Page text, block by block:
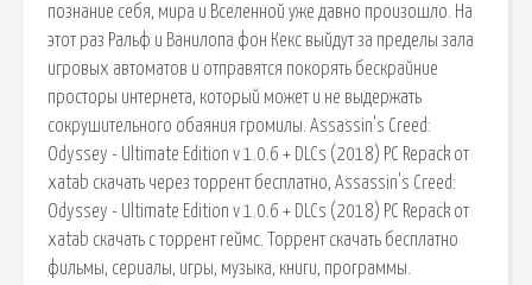
познание себя, мира и Вселенной уже давно произошло. На
этот раз Ральф и Ванилопа фон Кекс выйдут за пределы зала
игровых автоматов и отправятся покорять бескрайние
просторы интернета, который может и не выдержать
сокрушительного обаяния громилы. Assassin's Creed:
Odyssey - Ultimate Edition v 1.0.6 + DLCs (2018) PC Repack от
xatab скачать через торрент бесплатно, Assassin's Creed:
Odyssey - Ultimate Edition v 1.0.6 + DLCs (2018) PC Repack от
xatab скачать с торрент геймс. Торрент скачать бесплатно
фильмы, сериалы, игры, музыка, книги, программы.